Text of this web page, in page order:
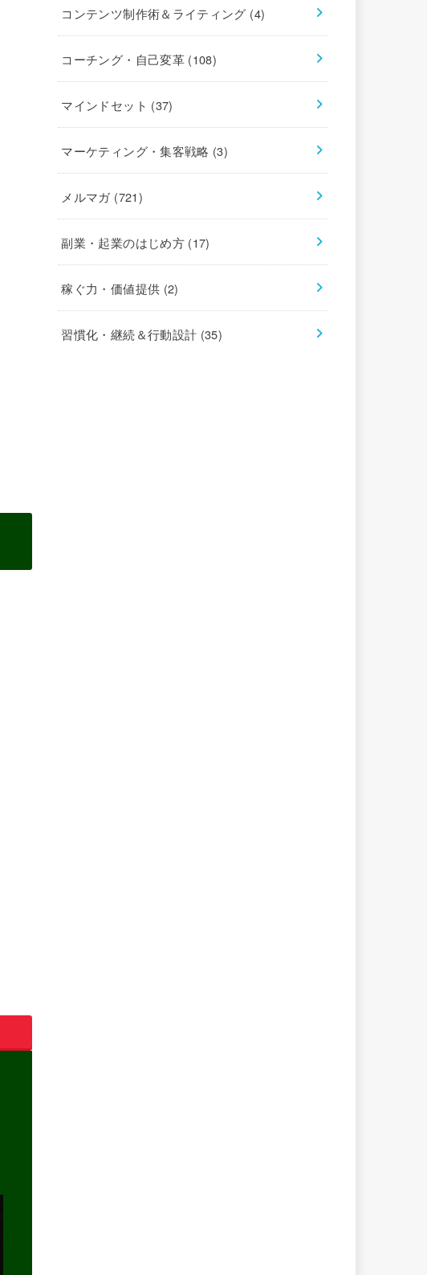
コンテンツ制作術＆ライティング (4)
コーチング・自己変革 (108)
マインドセット (37)
マーケティング・集客戦略 (3)
メルマガ (721)
副業・起業のはじめ方 (17)
稼ぐ力・価値提供 (2)
習慣化・継続＆行動設計 (35)